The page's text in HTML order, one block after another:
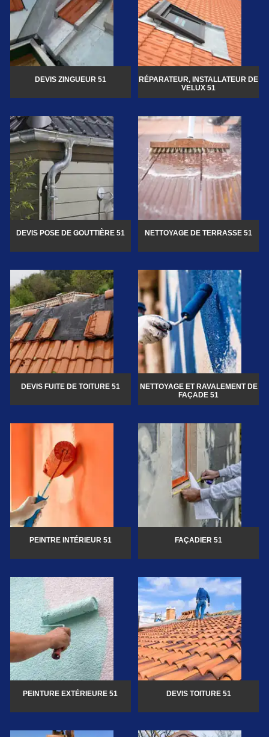
DEVIS ZINGUEUR 51
RÉPARATEUR, INSTALLATEUR DE
VELUX 51
DEVIS POSE DE GOUTTIÈRE 51 NETTOYAGE DE TERRASSE 51
DEVIS FUITE DE TOITURE 51
NETTOYAGE ET RAVALEMENT DE
FAÇADE 51
PEINTRE INTÉRIEUR 51 FAÇADIER 51
PEINTURE EXTÉRIEURE 51 DEVIS TOITURE 51